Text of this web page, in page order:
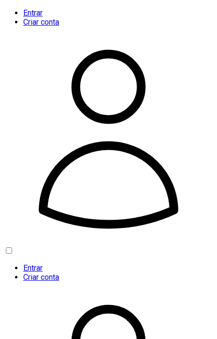
Entrar
Criar conta
Entrar
Criar conta